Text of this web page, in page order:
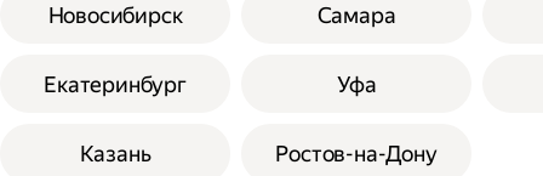
Новосибирск
Екатеринбург
Казань
Самара
Уфа
Ростов-на-Дону